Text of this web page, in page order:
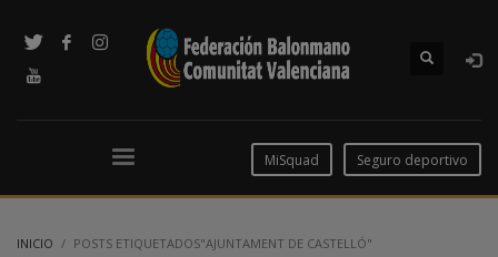
MiSquad Seguro deportivo
INICIO POSTS ETIQUETADOS"AJUNTAMENT DE CASTELLÓ"